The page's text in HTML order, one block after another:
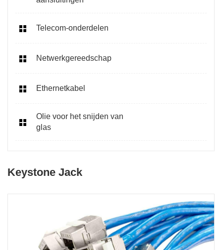
Telecom-onderdelen
Netwerkgereedschap
Ethernetkabel
Olie voor het snijden van
glas
Keystone Jack